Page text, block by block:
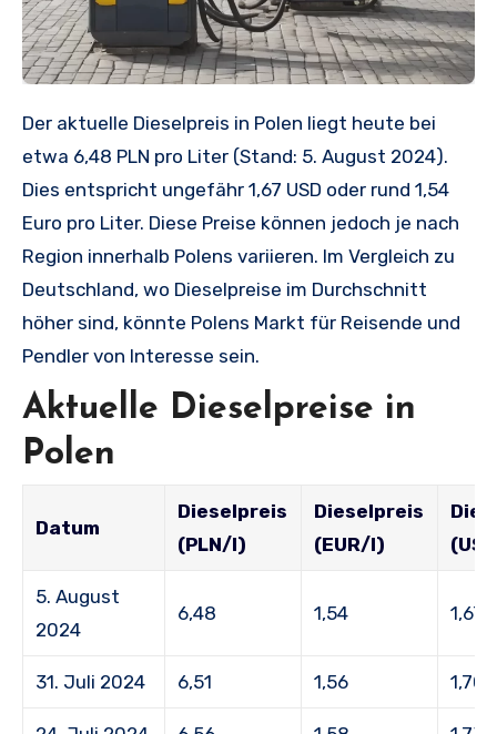
Der aktuelle Dieselpreis in Polen liegt heute bei
etwa 6,48 PLN pro Liter (Stand: 5. August 2024).
Dies entspricht ungefähr 1,67 USD oder rund 1,54
Euro pro Liter. Diese Preise können jedoch je nach
Region innerhalb Polens variieren. Im Vergleich zu
Deutschland, wo Dieselpreise im Durchschnitt
höher sind, könnte Polens Markt für Reisende und
Pendler von Interesse sein.
Aktuelle Dieselpreise in
Polen
Datum
Dieselpreis
(PLN/l)
Dieselpreis
(EUR/l)
5. August
2024
6,48 1,54 1,67
31. Juli 2024 6,51 1,56 1,70